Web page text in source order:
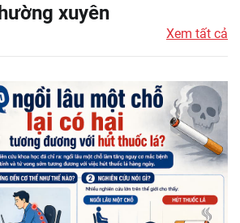
xuyên
Xem tất cả